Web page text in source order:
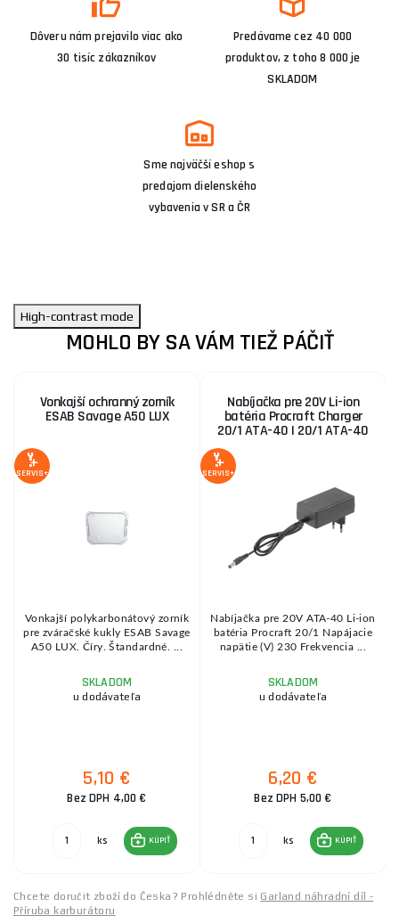
Dôveru nám prejavilo viac ako
30 tisíc zákazníkov
Predávame cez 40 000
produktov, z toho 8 000 je
SKLADOM
Sme najväčší eshop s
predajom dielenského
vybavenia v SR a ČR
High-contrast mode
MOHLO BY SA VÁM TIEŽ PÁČIŤ
Vonkajší ochranný zorník
ESAB Savage A50 LUX
SERVIS+
Vonkajší polykarbonátový zorník
pre zváračské kukly ESAB Savage
A50 LUX. Číry. Štandardné. ...
SKLADOM
u dodávateľa
5,10 €
Bez DPH 4,00 €
ks KÚPIŤ
Nabíjačka pre 20V Li-ion
batéria Procraft Charger
20/1 ATA-40 | 20/1 ATA-40
SERVIS+
Nabíjačka pre 20V ATA-40 Li-ion
batéria Procraft 20/1 Napájacie
napätie (V) 230 Frekvencia ...
SKLADOM
u dodávateľa
6,20 €
Bez DPH 5,00 €
ks KÚPIŤ
Chcete doručit zboží do Česka? Prohlédněte si Garland náhradní díl -
Příruba karburátoru